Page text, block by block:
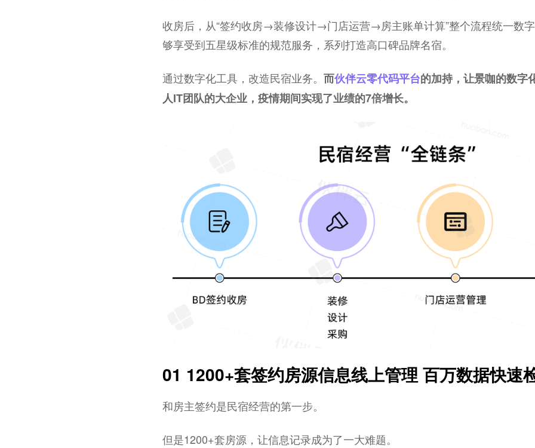
收房后，从“签约收房→装修设计→门店运营→房主账单计算”整个流程统一数
够享受到五星级标准的规范服务，系列打造高口碑品牌名宿。
通过数字化工具，改造民宿业务。 而伙伴云零代码平台的加持，让景咖的数字
人IT团队的大企业，疫情期间实现了业绩的7倍增长。
01 1200+套签约房源信息线上管理 百万数据快速
和房主签约是民宿经营的第一步。
但是1200+套房源，让信息记录成为了一大难题。